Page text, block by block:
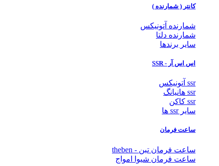
کانتر ( شمارنده )
شمارنده آتونیکس
شمارنده دلتا
سایر برندها
اس اس آر - SSR
ssr آتونیکس
ssr هانیانگ
ssr کاکن
سایر ssr ها
ساعت فرمان
ساعت فرمان تبن - theben
ساعت فرمان شیوا امواج